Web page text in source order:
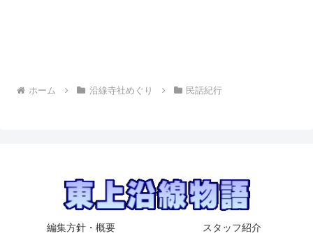
ホーム 沿線寺社めぐり 民話紀行
編集方針・概要 スタッフ紹介